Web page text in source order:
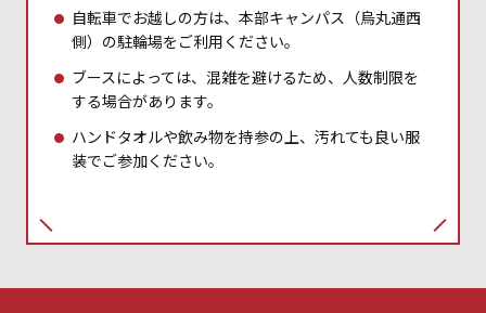
自転車でお越しの方は、本部キャンパス（烏丸通西
側）の駐輪場をご利用ください。
ブースによっては、混雑を避けるため、人数制限を
する場合があります。
ハンドタオルや飲み物を持参の上、汚れても良い服
装でご参加ください。